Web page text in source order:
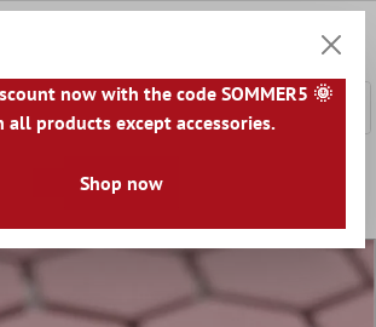
Ceramic Bismarck R10B
H23
now with the code SOMMER5 🌞
all products except accessories.
Shop now